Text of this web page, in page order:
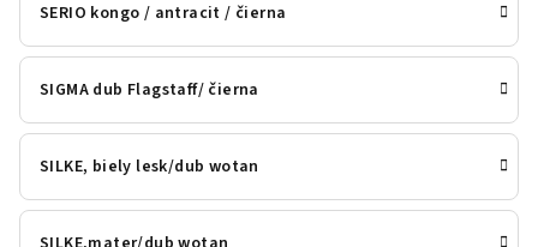
SERIO kongo / antracit / čierna
SIGMA dub Flagstaff/ čierna
SILKE, biely lesk/dub wotan